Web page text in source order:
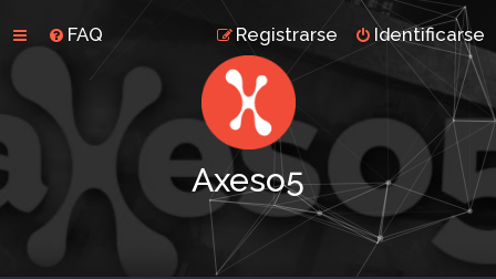
FAQ Identificarse
Registrarse
Axeso5